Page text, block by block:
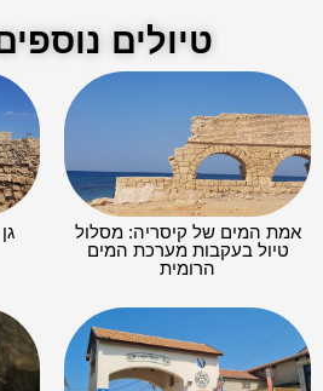
טיולים
אמת המים של קיסריה: מסלול
טיול בעקבות מערכת המים
הרומית